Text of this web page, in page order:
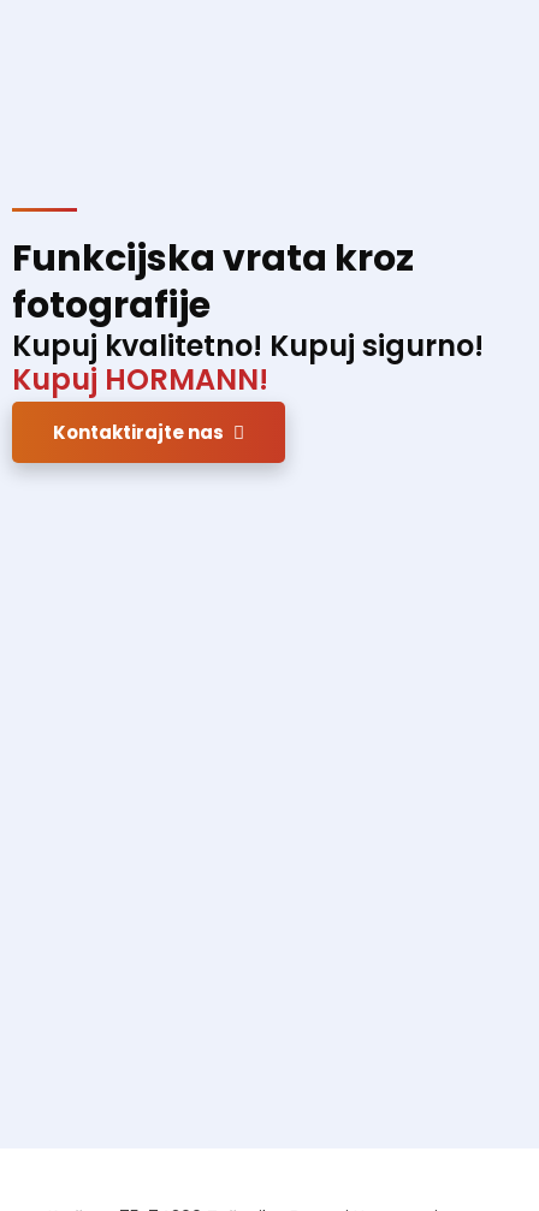
Funkcijska vrata kroz
fotografije
Kupuj kvalitetno! Kupuj sigurno!
Kupuj HORMANN!
Kontaktirajte nas